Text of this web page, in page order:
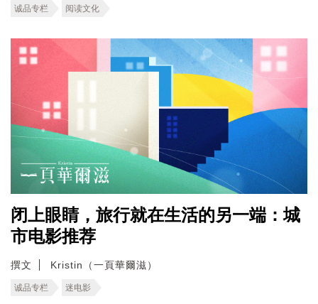
诚品专栏 阅读文化
闭上眼睛，旅行就在生活的另一端：城
市电影推荐
撰文 Kristin（一頁華爾滋）
诚品专栏 迷电影